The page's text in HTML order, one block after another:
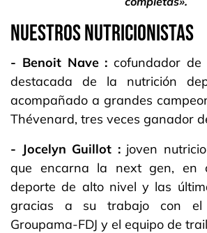
NUESTROS NUTRICIONISTAS
- Benoit Nave : cofundador
destacada de la nutrición
acompañado a grandes
Thévenard, tres veces ganador
- Jocelyn Guillot : joven
que encarna la next gen, en
deporte de alto nivel y las
gracias a su trabajo con el
Groupama-FDJ y el equipo de